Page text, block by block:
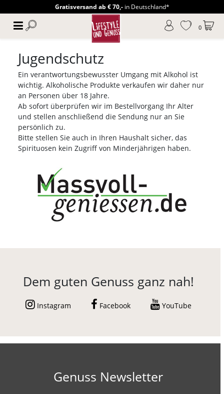
Gratisversand ab € 70,-in Deutschland*
0
Jugendschutz
Ein verantwortungsbewusster Umgang mit Alkohol ist
wichtig. Alkoholische Produkte verkaufen wir daher nur
an Personen über 18 Jahre.
Ab sofort überprüfen wir im Bestellvorgang Ihr Alter
und stellen anschließend die Sendung nur an Sie
persönlich zu.
Bitte stellen Sie auch in Ihren Haushalt sicher, das
Spirituosen kein Zugriff von Minderjährigen haben.
Dem guten Genuss ganz nah!
Instagram Facebook YouTube
Genuss Newsletter